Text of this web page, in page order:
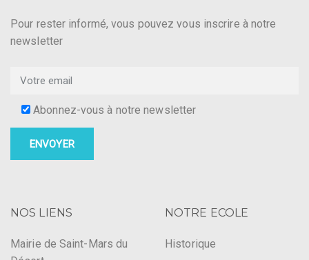
Pour rester informé, vous pouvez vous inscrire à notre
newsletter
Abonnez-vous à notre newsletter
NOS LIENS
Mairie de Saint-Mars du
NOTRE ECOLE
Historique